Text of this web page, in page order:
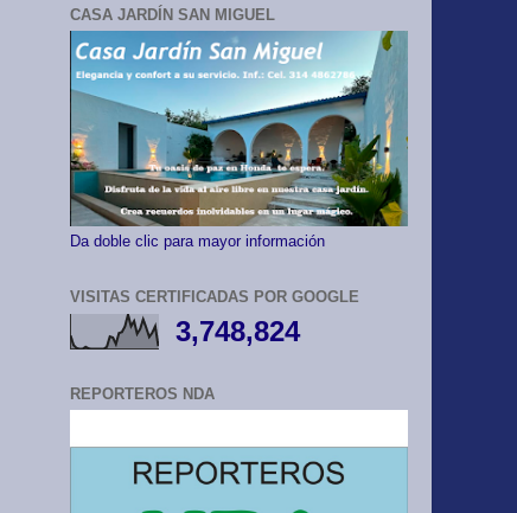
CASA JARDÍN SAN MIGUEL
Da doble clic para mayor información
VISITAS CERTIFICADAS POR GOOGLE
3,748,824
REPORTEROS NDA